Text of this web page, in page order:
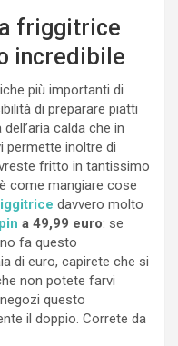
friggitrice
incredibile
più importanti di
di preparare piatti
calda che in
permette inoltre di
fritto in tantissimo
come mangiare cose
davvero molto
a 49,99 euro: se
fa questo
di euro, capirete che si
non potete farvi
questo
il doppio. Correte da